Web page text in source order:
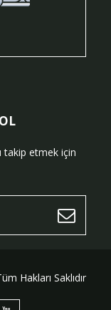
takip etmek için
Hakları Saklıdır